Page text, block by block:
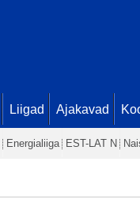
Liigad Ajakavad
Energialiiga EST-LAT N